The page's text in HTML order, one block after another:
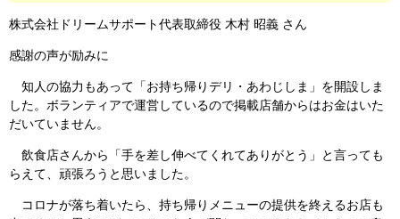
株式会社ドリームサポート代表取締役 木村 昭義 さん
感謝の声が励みに
知人の協力もあって「お持ち帰りデリ・あわじしま」を開設しま
した。ボランティアで運営しているので掲載店舗からはお金はいた
だいていません。
飲食店さんから「手を差し伸べてくれてありがとう」と言っても
らえて、頑張ろうと思いました。
コロナが落ち着いたら、持ち帰りメニューの提供を終えるお店も